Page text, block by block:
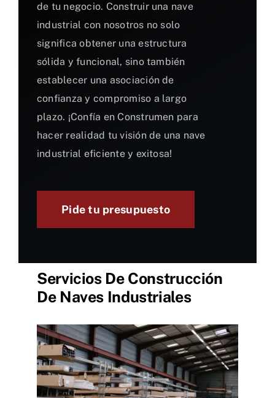
de tu negocio. Construir una nave
industrial con nosotros no solo
significa obtener una estructura
sólida y funcional, sino también
establecer una asociación de
confianza y compromiso a largo
plazo. ¡Confía en Construmen para
hacer realidad tu visión de una nave
industrial eficiente y exitosa!
Pide tu presupuesto
Servicios De Construcción
De Naves Industriales